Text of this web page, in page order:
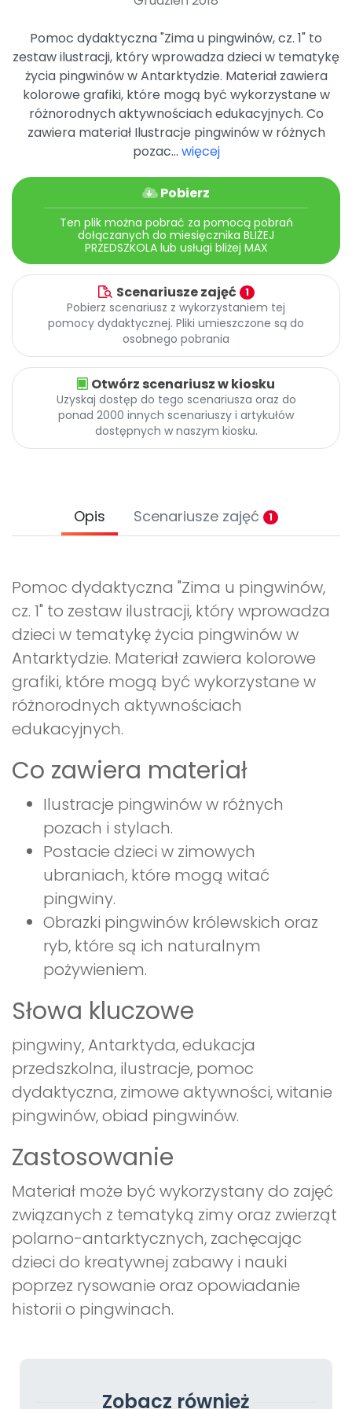
Archiwalne numery
Pomoc
Pomoc dydaktyczna "Zima u pingwinów, cz. 1" to
zestaw ilustracji, który wprowadza dzieci w tematykę
życia pingwinów w Antarktydzie. Materiał zawiera
kolorowe grafiki, które mogą być wykorzystane w
różnorodnych aktywnościach edukacyjnych. Co
zawiera materiał Ilustracje pingwinów w różnych
pozac... więcej
Pobierz
Ten plik można pobrać za pomocą pobrań
dołączanych do miesięcznika BLIŻEJ
PRZEDSZKOLA lub usługi bliżej MAX
Scenariusze zajęć 1
Pobierz scenariusz z wykorzystaniem tej
pomocy dydaktycznej. Pliki umieszczone są do
osobnego pobrania
Otwórz scenariusz w kiosku
Uzyskaj dostęp do tego scenariusza oraz do
ponad 2000 innych scenariuszy i artykułów
dostępnych w naszym kiosku.
Opis Scenariusze zajęć 1
Pomoc dydaktyczna "Zima u pingwinów,
cz. 1" to zestaw ilustracji, który wprowadza
dzieci w tematykę życia pingwinów w
Antarktydzie. Materiał zawiera kolorowe
grafiki, które mogą być wykorzystane w
różnorodnych aktywnościach
edukacyjnych.
Co zawiera materiał
Ilustracje pingwinów w różnych
pozach i stylach.
Postacie dzieci w zimowych
ubraniach, które mogą witać
pingwiny.
Obrazki pingwinów królewskich oraz
ryb, które są ich naturalnym
pożywieniem.
Słowa kluczowe
pingwiny, Antarktyda, edukacja
przedszkolna, ilustracje, pomoc
dydaktyczna, zimowe aktywności, witanie
pingwinów, obiad pingwinów.
Zastosowanie
Materiał może być wykorzystany do zajęć
związanych z tematyką zimy oraz zwierząt
polarno-antarktycznych, zachęcając
dzieci do kreatywnej zabawy i nauki
poprzez rysowanie oraz opowiadanie
historii o pingwinach.
Zobacz również